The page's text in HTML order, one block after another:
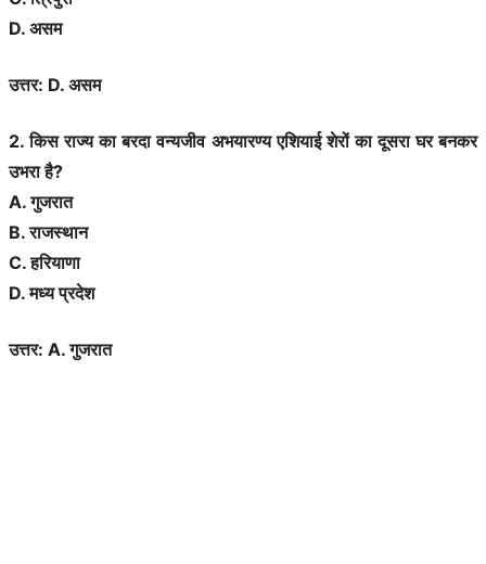
D. असम
उत्तर: D. असम
2. किस राज्य का बरदा वन्यजीव अभयारण्य एशियाई शेरों का दूसरा घर बनकर
उभरा है?
A. गुजरात
B. राजस्थान
C. हरियाणा
D. मध्य प्रदेश
उत्तर: A. गुजरात